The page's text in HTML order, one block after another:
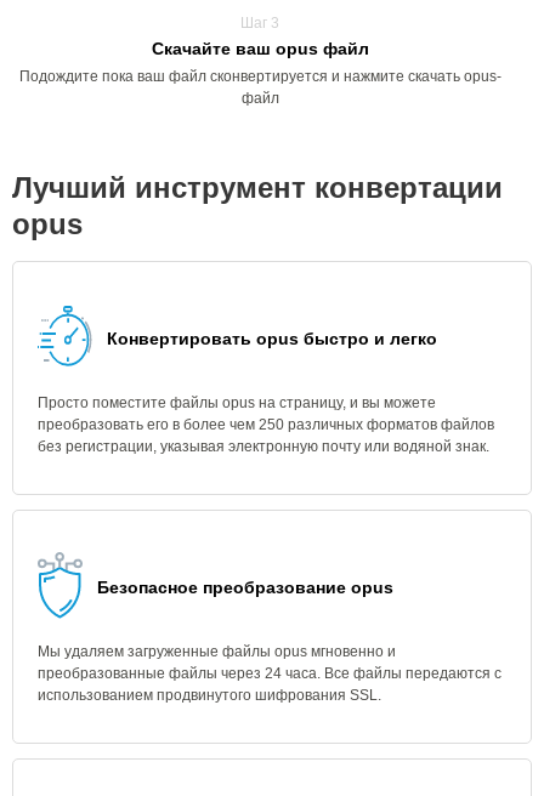
Шаг 3
Скачайте ваш opus файл
Подождите пока ваш файл сконвертируется и нажмите скачать opus-
файл
Лучший инструмент конвертации
opus
Конвертировать opus быстро и легко
Просто поместите файлы opus на страницу, и вы можете
преобразовать его в более чем 250 различных форматов файлов
без регистрации, указывая электронную почту или водяной знак.
Безопасное преобразование opus
Мы удаляем загруженные файлы opus мгновенно и
преобразованные файлы через 24 часа. Все файлы передаются с
использованием продвинутого шифрования SSL.